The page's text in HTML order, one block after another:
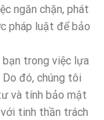
ngăn chặn, phát
pháp luật để bảo
trong việc lựa
đó, chúng tôi
và tính bảo mật
tinh thần trách